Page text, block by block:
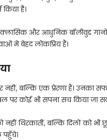
किया है।
और आधुनिक बॉलीवुड गानों
में बेहद लोकप्रिय हैं।
बल्कि एक प्रेरणा हैं। उनका
पर कोई भी सपना सच किया जा
नहीं थिरकातीं, बल्कि दिलों को भी